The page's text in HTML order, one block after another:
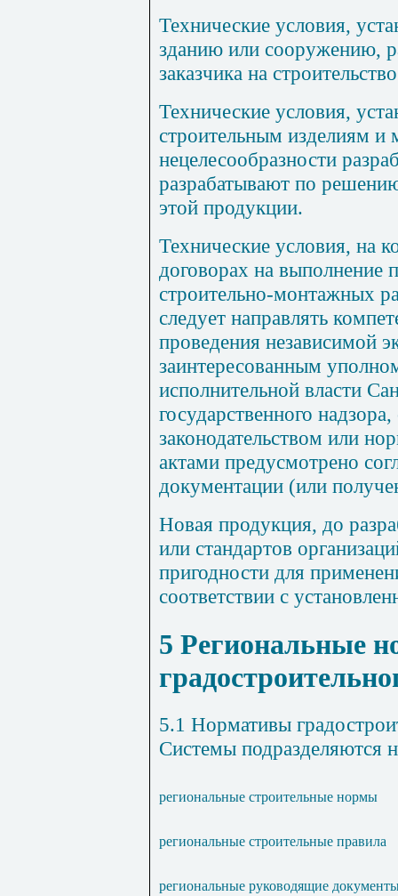
Технические условия,
зданию или сооружению,
заказчика на
Технические условия,
строительным изделиям и
нецелесообразности
разрабатывают по
этой продукции.
Технические условия, на
договорах на выполнение
строительно-монтажных
следует направлять
проведения независимой
заинтересованным
исполнительной власти
государственного
законодательством или
актами предусмотрено
документации (или
Новая продукция, до
или стандартов
пригодности для
соответствии с
5 Региональные
5.1 Нормативы
Системы подразделяются
региональные строительные нормы
региональные строительные правила
региональные руководящие